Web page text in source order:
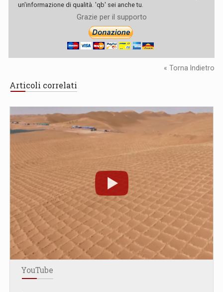
un'informazione di qualità. 'qb' sei anche tu.
Grazie per il supporto
« Torna Indietro
Articoli correlati
YouTube